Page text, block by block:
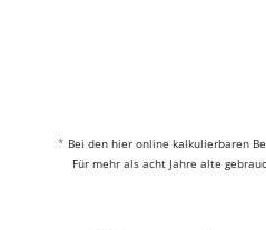
* Bei den hier online kalkulierbaren
Für mehr als acht Jahre alte